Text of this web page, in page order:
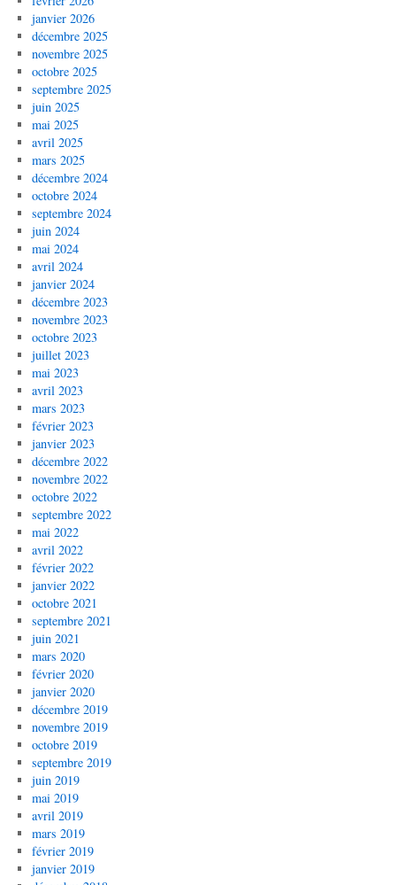
janvier 2026
décembre 2025
novembre 2025
octobre 2025
septembre 2025
juin 2025
mai 2025
avril 2025
mars 2025
décembre 2024
octobre 2024
septembre 2024
juin 2024
mai 2024
avril 2024
janvier 2024
décembre 2023
novembre 2023
octobre 2023
juillet 2023
mai 2023
avril 2023
mars 2023
février 2023
janvier 2023
décembre 2022
novembre 2022
octobre 2022
septembre 2022
mai 2022
avril 2022
février 2022
janvier 2022
octobre 2021
septembre 2021
juin 2021
mars 2020
février 2020
janvier 2020
décembre 2019
novembre 2019
octobre 2019
septembre 2019
juin 2019
mai 2019
avril 2019
mars 2019
février 2019
janvier 2019